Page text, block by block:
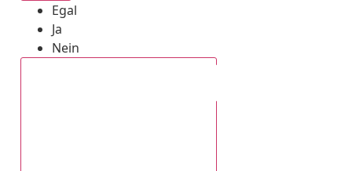
Egal
Ja
Nein